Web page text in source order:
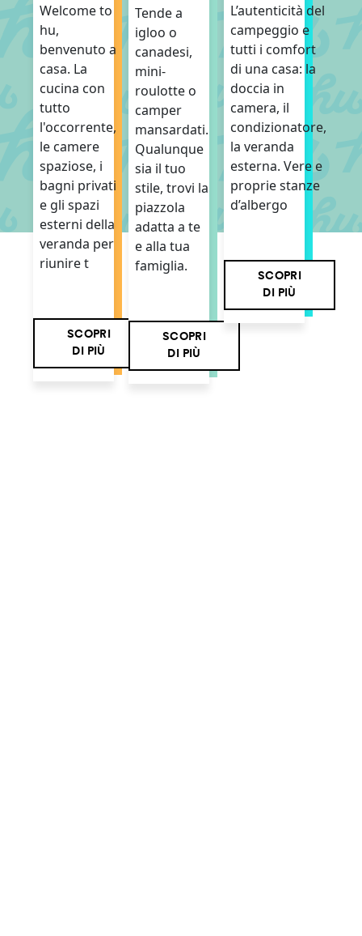
Welcome to
hu,
benvenuto a
casa. La
cucina con
tutto
l'occorrente,
le camere
spaziose, i
bagni privati
e gli spazi
esterni della
veranda per
riunire t
SCOPRI
DI PIÙ
Tende a
igloo o
canadesi,
mini-
roulotte o
camper
mansardati.
Qualunque
sia il tuo
stile, trovi la
piazzola
adatta a te
e alla tua
famiglia.
SCOPRI
DI PIÙ
L’autenticità del
campeggio e
tutti i comfort
di una casa: la
doccia in
camera, il
condizionatore,
la veranda
esterna. Vere e
proprie stanze
d’albergo
SCOPRI
DI PIÙ